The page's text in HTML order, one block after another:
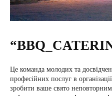
Це команда молодих та
професійних послуг в
зробити ваше свято